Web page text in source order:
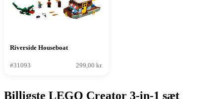
Riverside Houseboat
#31093 299,00 kr.
Billigste LEGO Creator 3-in-1 sæt